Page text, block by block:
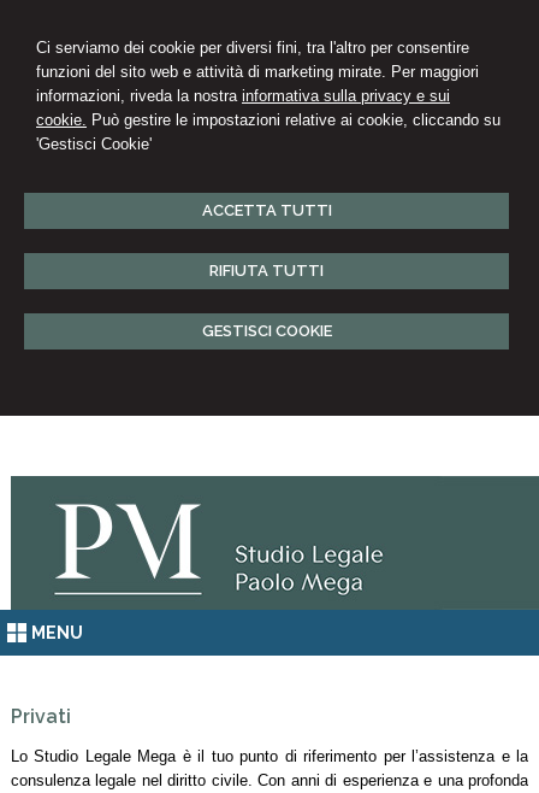
Ci serviamo dei cookie per diversi fini, tra l'altro per consentire
funzioni del sito web e attività di marketing mirate. Per maggiori
informazioni, riveda la nostra informativa sulla privacy e sui
cookie. Può gestire le impostazioni relative ai cookie, cliccando su
'Gestisci Cookie'
ACCETTA TUTTI
RIFIUTA TUTTI
GESTISCI COOKIE
MENU
Privati
Lo Studio Legale Mega è il tuo punto di riferimento per l’assistenza e la
consulenza legale nel diritto civile. Con anni di esperienza e una profonda